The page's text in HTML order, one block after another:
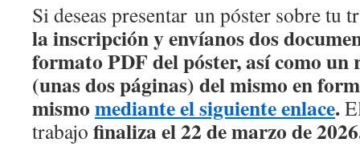
Si deseas presentar un póster sobre tu
la inscripción y envíanos dos
formato PDF del póster, así como un
(unas dos páginas) del mismo en
mismomediante el siguiente enlace.
trabajo finaliza el 22 de marzo de